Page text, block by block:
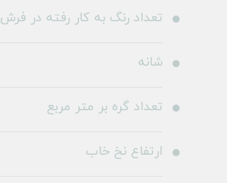
تعداد رنگ به کار رفته در فرش
شانه
تعداد گره بر متر مربع
ارتفاع نخ خاب